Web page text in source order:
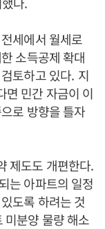
세에서 월세로
소득공제 확대
토하고 있다. 지
면 민간 자금이 이
로 방향을 틀자
제도도 개편한다.
는 아파트의 일정
도록 하려는 것
미분양 물량 해소